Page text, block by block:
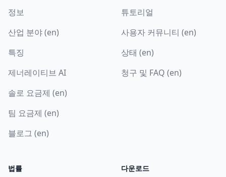
정보
산업 분야 (en)
특징
제너레이티브 AI
솔로 요금제 (en)
팀 요금제 (en)
블로그 (en)
튜토리얼
사용자 커뮤니티 (en)
상태 (en)
청구 및 FAQ (en)
법률 다운로드